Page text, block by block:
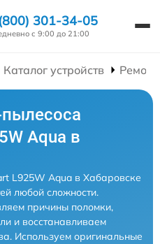
301-34-05
с 9:00 до 21:00
Каталог устройств
Aqua в
L925W Aqua в Хабаровске
любой сложности.
причины поломки,
и восстанавливаем
Используем оригинальные